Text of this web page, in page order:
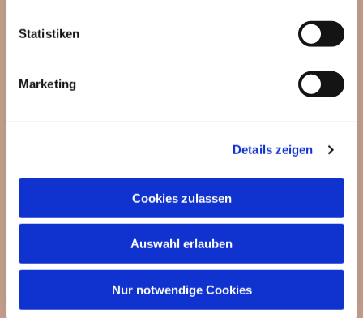
Statistiken
Marketing
Details zeigen
Cookies zulassen
Auswahl erlauben
Nur notwendige Cookies